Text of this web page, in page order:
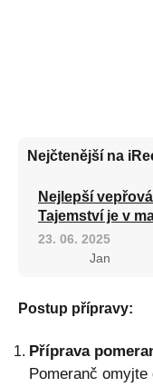
Nejčtenější na
Nejlepší
Tajemství je v
23. 06. 2025
Jan
Postup přípravy:
Příprava
Pomeranč